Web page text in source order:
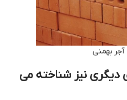
آجر بهمنی
دیگری نیز شناخته می